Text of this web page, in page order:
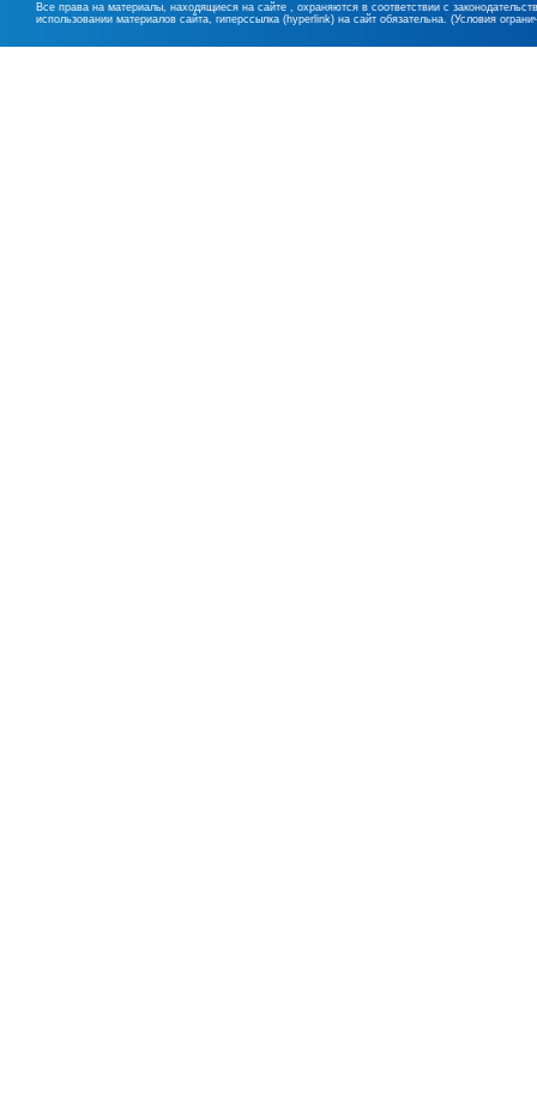
Все права на материалы, находящиеся на сайте , охраняются в соответствии с
использовании материалов сайта, гиперссылка (hyperlink) на сайт обязательна. (Условия